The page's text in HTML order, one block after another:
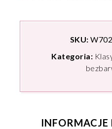
SKU:
Kategoria: